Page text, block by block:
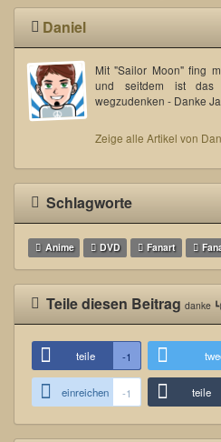
Daniel
Mit "Sailor Moon" fing
und seitdem ist
wegzudenken - Danke
Zeige alle Artikel von
Schlagworte
Anime DVD Fanart
Teile diesen Beitragdanke
teile -1
einreichen -1 teile